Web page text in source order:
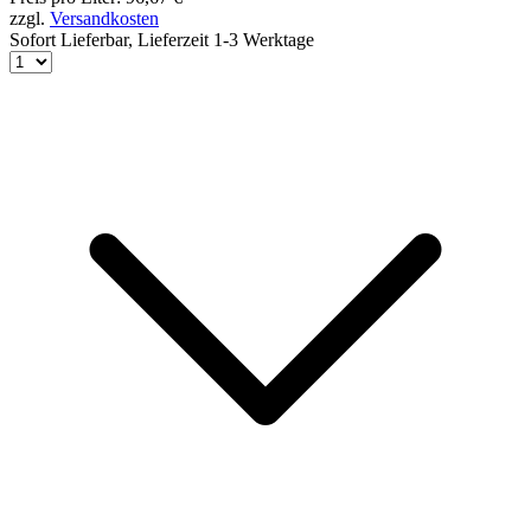
zzgl. Versandkosten
Sofort Lieferbar, Lieferzeit 1-3 Werktage